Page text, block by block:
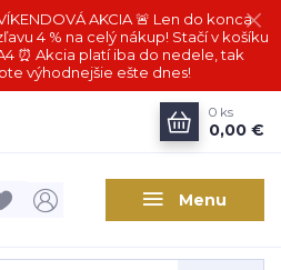
AKCIA 🚨 Len do konca
4 % na celý nákup! Stačí v košíku
⏰ Akcia platí iba do nedele, tak
výhodnejšie ešte dnes!
Menu
0 ks
0,00 €